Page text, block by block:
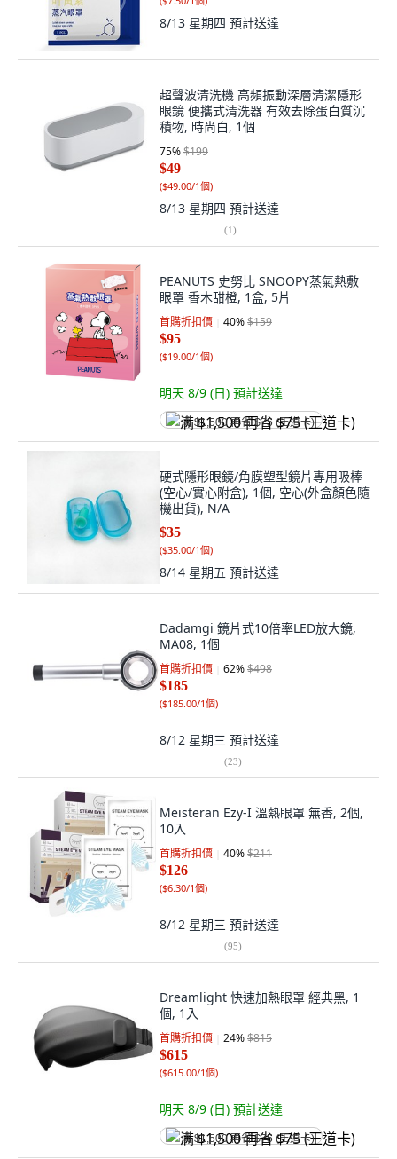
8/13 星期四 預計送達
超聲波清洗機 高頻振動深層清潔隱形
眼鏡 便攜式清洗器 有效去除蛋白質沉
積物, 時尚白, 1個
75%$199
$49
($49.00/1個)
8/13 星期四 預計送達
(1)
PEANUTS 史努比 SNOOPY蒸氣熱敷
眼罩 香木甜橙, 1盒, 5片
首購折扣價 40%$159
$95
($19.00/1個)
明天 8/9 (日) 預計送達
满 $1,500 再省 $75 (王道卡)
硬式隱形眼鏡/角膜塑型鏡片專用吸棒
(空心/實心附盒), 1個, 空心(外盒顏色隨
機出貨), N/A
$35
($35.00/1個)
8/14 星期五 預計送達
Dadamgi 鏡片式10倍率LED放大鏡,
MA08, 1個
首購折扣價 62%$498
$185
($185.00/1個)
8/12 星期三 預計送達
(23)
Meisteran Ezy-I 溫熱眼罩 無香, 2個,
10入
首購折扣價 40%$211
$126
($6.30/1個)
8/12 星期三 預計送達
(95)
Dreamlight 快速加熱眼罩 經典黑, 1
個, 1入
首購折扣價 24%$815
$615
($615.00/1個)
明天 8/9 (日) 預計送達
满 $1,500 再省 $75 (王道卡)